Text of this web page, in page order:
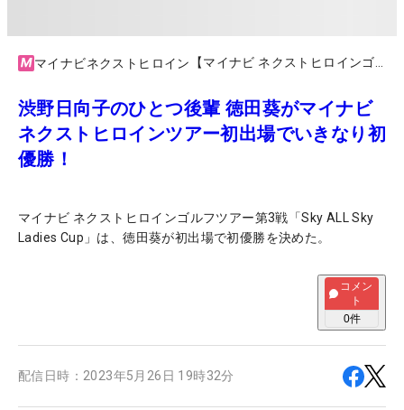
マイナビネクストヒロイン
渋野日向子のひとつ後輩 徳田葵がマイナビ
ネクストヒロインツアー初出場でいきなり初
優勝！
マイナビ ネクストヒロインゴルフツアー第3戦「Sky ALL Sky
Ladies Cup」は、徳田葵が初出場で初優勝を決めた。
コメン
ト
0件
配信日時： 2023年5月26日 19時32分